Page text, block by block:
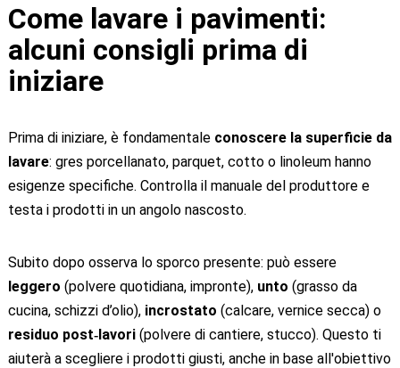
Come lavare i pavimenti:
alcuni consigli prima di
iniziare
Prima di iniziare, è fondamentale conoscere la superficie da
lavare: gres porcellanato, parquet, cotto o linoleum hanno
esigenze specifiche. Controlla il manuale del produttore e
testa i prodotti in un angolo nascosto.
Subito dopo osserva lo sporco presente: può essere
leggero (polvere quotidiana, impronte), unto (grasso da
cucina, schizzi d’olio), incrostato (calcare, vernice secca) o
residuo post‑lavori(polvere di cantiere, stucco). Questo ti
aiuterà a scegliere i prodotti giusti, anche in base all'obiettivo